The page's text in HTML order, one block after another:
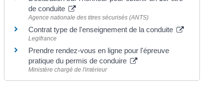
de conduite
Agence nationale des titres sécurisés (ANTS)
Contrat type de l'enseignement de la conduite
Legifrance
Prendre rendez-vous en ligne pour l'épreuve
pratique du permis de conduire
Ministère chargé de l'intérieur